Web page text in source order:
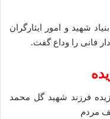
شهید و امور ایثارگران
فانی را وداع گفت.
فرزند شهید گل محمد